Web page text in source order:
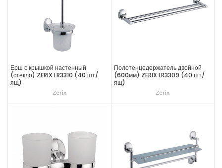
Ерш с крышкой настенный
(стекло) ZERIX LR3310 (40 шт/
ящ)
Zerix
Полотенцедержатель двойной
(600мм) ZERIX LR3309 (40 шт/
ящ)
Zerix